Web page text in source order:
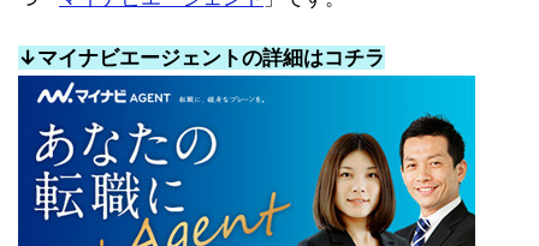
↓マイナビエージェントの詳細はコチラ